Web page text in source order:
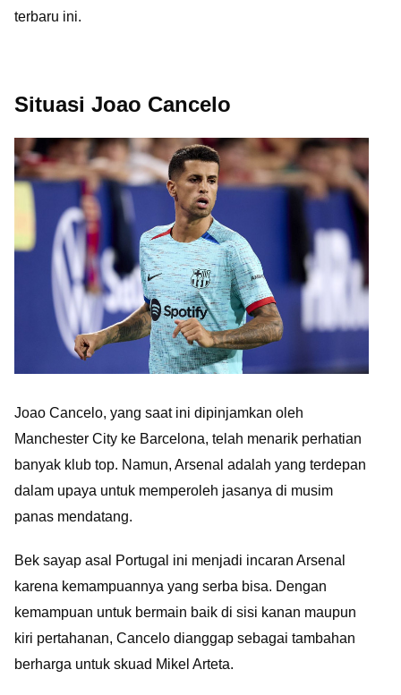
terbaru ini.
Situasi Joao Cancelo
Joao Cancelo, yang saat ini dipinjamkan oleh
Manchester City ke Barcelona, telah menarik perhatian
banyak klub top. Namun, Arsenal adalah yang terdepan
dalam upaya untuk memperoleh jasanya di musim
panas mendatang.
Bek sayap asal Portugal ini menjadi incaran Arsenal
karena kemampuannya yang serba bisa. Dengan
kemampuan untuk bermain baik di sisi kanan maupun
kiri pertahanan, Cancelo dianggap sebagai tambahan
berharga untuk skuad Mikel Arteta.